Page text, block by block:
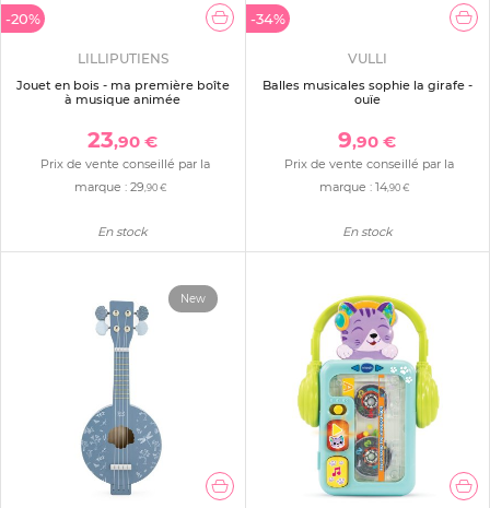
-20%
LILLIPUTIENS
Jouet en bois - ma première boîte
à musique animée
23,90 €
Prix de vente conseillé par la
marque : 29,90 €
En stock
-34%
VULLI
Balles musicales sophie la girafe -
ouïe
9,90 €
Prix de vente conseillé par la
marque :14,90 €
En stock
New